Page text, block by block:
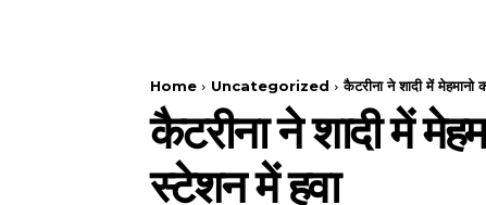
Home Uncategorized कैटरीना ने शादी में मेहमानो
कैटरीना ने शादी में
स्टेशन में हवा